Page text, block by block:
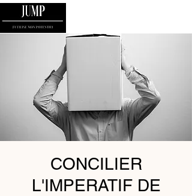
CONCILIER
L'IMPERATIF DE